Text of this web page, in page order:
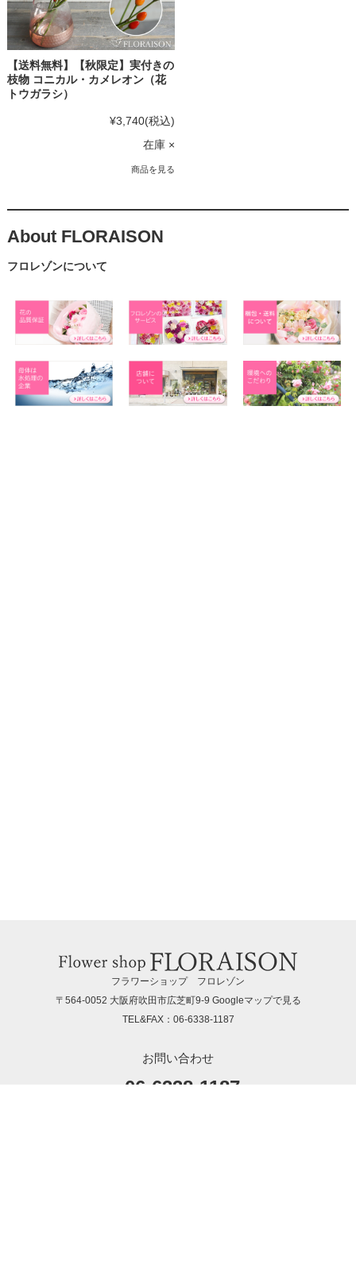
【送料無料】【秋限定】実付きの
枝物 コニカル・カメレオン（花
トウガラシ）
¥3,740(税込)
在庫 ×
商品を見る
About FLORAISON
フロレゾンについて
フラワーショップ フロレゾン
〒564-0052 大阪府吹田市広芝町9-9 Googleマップで見る
TEL&FAX：06-6338-1187
お問い合わせ
06-6338-1187